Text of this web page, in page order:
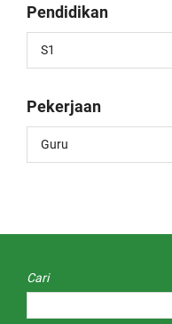
Pendidikan
S1
Pekerjaan
Guru
Cari